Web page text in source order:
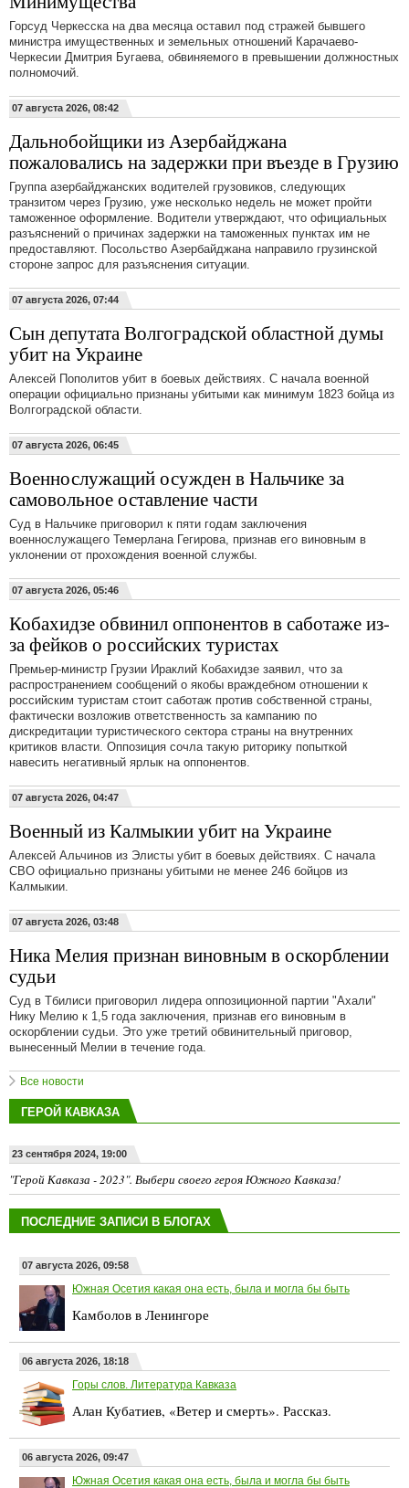
Горсуд Черкесска на два месяца оставил под стражей бывшего
министра имущественных и земельных отношений Карачаево-
Черкесии Дмитрия Бугаева, обвиняемого в превышении должностных
полномочий.
07 августа 2026, 08:42
Дальнобойщики из Азербайджана
пожаловались на задержки при въезде в Грузию
Группа азербайджанских водителей грузовиков, следующих
транзитом через Грузию, уже несколько недель не может пройти
таможенное оформление. Водители утверждают, что официальных
разъяснений о причинах задержки на таможенных пунктах им не
предоставляют. Посольство Азербайджана направило грузинской
стороне запрос для разъяснения ситуации.
07 августа 2026, 07:44
Сын депутата Волгоградской областной думы
убит на Украине
Алексей Пополитов убит в боевых действиях. С начала военной
операции официально признаны убитыми как минимум 1823 бойца из
Волгоградской области.
07 августа 2026, 06:45
Военнослужащий осужден в Нальчике за
самовольное оставление части
Суд в Нальчике приговорил к пяти годам заключения
военнослужащего Темерлана Гегирова, признав его виновным в
уклонении от прохождения военной службы.
07 августа 2026, 05:46
Кобахидзе обвинил оппонентов в саботаже из-
за фейков о российских туристах
Премьер-министр Грузии Ираклий Кобахидзе заявил, что за
распространением сообщений о якобы враждебном отношении к
российским туристам стоит саботаж против собственной страны,
фактически возложив ответственность за кампанию по
дискредитации туристического сектора страны на внутренних
критиков власти. Оппозиция сочла такую риторику попыткой
навесить негативный ярлык на оппонентов.
07 августа 2026, 04:47
Военный из Калмыкии убит на Украине
Алексей Альчинов из Элисты убит в боевых действиях. С начала
СВО официально признаны убитыми не менее 246 бойцов из
Калмыкии.
07 августа 2026, 03:48
Ника Мелия признан виновным в оскорблении
судьи
Суд в Тбилиси приговорил лидера оппозиционной партии "Ахали"
Нику Мелию к 1,5 года заключения, признав его виновным в
оскорблении судьи. Это уже третий обвинительный приговор,
вынесенный Мелии в течение года.
Все новости
ГЕРОЙ КАВКАЗА
23 сентября 2024, 19:00
"Герой Кавказа - 2023". Выбери своего героя Южного Кавказа!
ПОСЛЕДНИЕ ЗАПИСИ В БЛОГАХ
07 августа 2026, 09:58
Южная Осетия какая она есть, была и могла бы быть
Камболов в Ленингоре
06 августа 2026, 18:18
Горы слов. Литература Кавказа
Алан Кубатиев, «Ветер и смерть». Рассказ.
06 августа 2026, 09:47
Южная Осетия какая она есть, была и могла бы быть